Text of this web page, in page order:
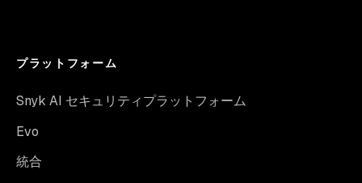
プラットフォーム
Snyk AI セキュリティプラットフォーム
Evo
統合